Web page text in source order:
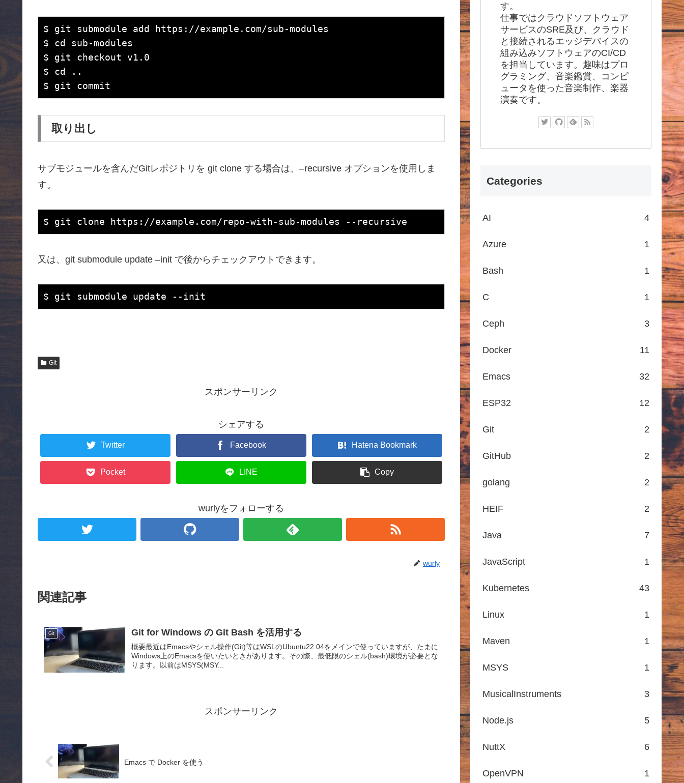
$ git submodule add https://example.com/sub-modules
$ cd sub-modules
$ git checkout v1.0
$ cd ..
取り出し
サブモジュールを含んだGitレポジトリを git clone する場合は、–recursive オプションを使用しま
す。
又は、git submodule update –init で後からチェックアウトできます。
Git
スポンサーリンク
シェアする
Twitter Facebook Hatena Bookmark
Pocket LINE Copy
wurlyをフォローする
wurly
関連記事
Git Git for Windows の Git Bash を活用する
概要最近はEmacsやシェル操作(Git)等はWSLのUbuntu22.04をメインで使っていますが、たまに
Windows上のEmacsを使いたいときがあります。その際、最低限のシェル(bash)環境が必要とな
ります。以前はMSYS(MSY...
スポンサーリンク
Emacs で Docker を使う
す。
仕事ではクラウドソフトウェア
サービスのSRE及び、クラウド
と接続されるエッジデバイスの
組み込みソフトウェアのCI/CD
を担当しています。趣味はプロ
グラミング、音楽鑑賞、コンピ
ュータを使った音楽制作、楽器
演奏です。
Categories
AI 4
Azure 1
Bash 1
C 1
Ceph 3
Docker 11
Emacs 32
ESP32 12
Git 2
GitHub 2
golang 2
HEIF 2
Java 7
JavaScript 1
Kubernetes 43
Linux 1
Maven 1
MSYS 1
MusicalInstruments 3
Node.js 5
NuttX 6
OpenVPN 1